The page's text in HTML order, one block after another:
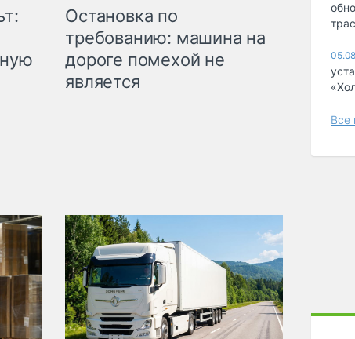
Остановка по
требованию: машина на
дороге помехой не
является
05.08
Все